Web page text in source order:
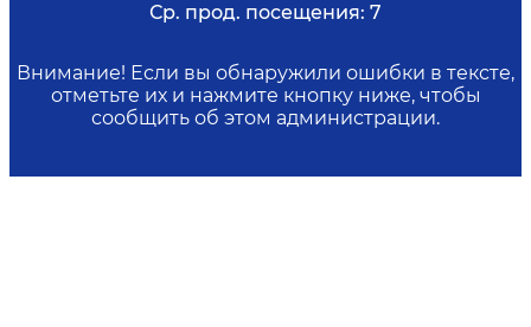
Ср. прод. посещения: 7
Внимание! Если вы обнаружили ошибки в тексте,
отметьте их и нажмите кнопку ниже, чтобы
сообщить об этом администрации.